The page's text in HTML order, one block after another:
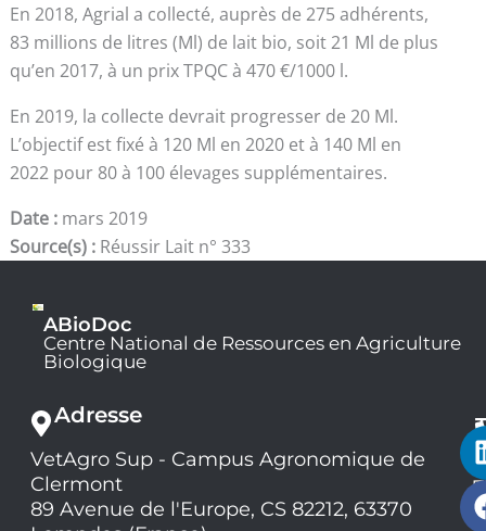
En 2018, Agrial a collecté, auprès de 275 adhérents,
83 millions de litres (Ml) de lait bio, soit 21 Ml de plus
qu’en 2017, à un prix TPQC à 470 €/1000 l.
En 2019, la collecte devrait progresser de 20 Ml.
L’objectif est fixé à 120 Ml en 2020 et à 140 Ml en
2022 pour 80 à 100 élevages supplémentaires.
Date : mars 2019
Source(s) : Réussir Lait n° 333
ABioDoc
Centre National de Ressources en Agriculture
Biologique
Adresse
VetAgro Sup - Campus Agronomique de
Clermont
89 Avenue de l'Europe, CS 82212, 63370